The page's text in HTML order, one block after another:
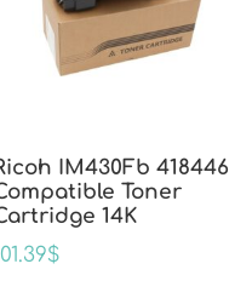
IM430Fb 418446
Toner
14K
$